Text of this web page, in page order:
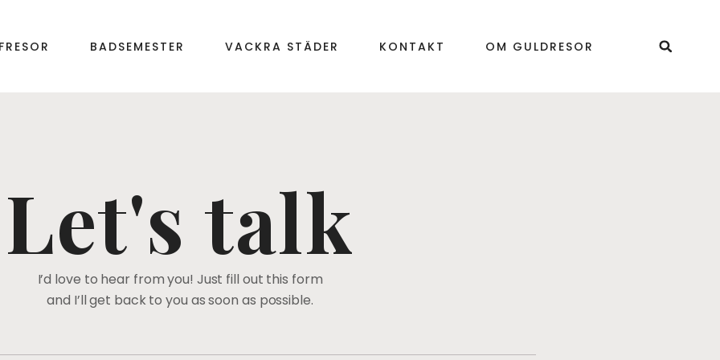
BADSEMESTER VACKRA STÄDER KONTAKT OM GULDRESOR
Let's talk
I’d love to hear from you! Just fill out this form
and I’ll get back to you as soon as possible.